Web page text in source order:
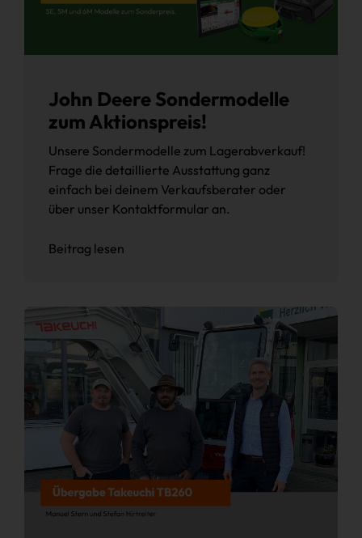
John Deere Sondermodelle
zum Aktionspreis!
Unsere Sondermodelle zum Lagerabverkauf!
Frage die detaillierte Ausstattung ganz
einfach bei deinem Verkaufsberater oder
über unser Kontaktformular an.
Beitrag lesen